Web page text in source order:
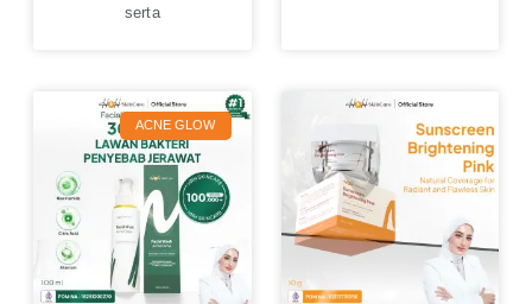
serta
ACNE GLOW